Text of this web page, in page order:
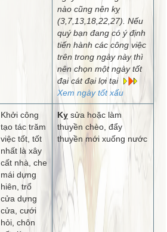
nào cũng nên kỵ
(3,7,13,18,22,27). Nếu
quý bạn đang có ý định
tiến hành các công việc
trên trong ngày này thì
nên chọn một ngày tốt
đại cát đại lợi tại
Xem ngày tốt xấu
Khởi công
tạo tác trăm
việc tốt, tốt
nhất là xây
cất nhà, che
mái dựng
hiên, trổ
cửa dựng
cửa, cưới
hỏi, chôn
Kỵsửa hoặc làm
thuyền chèo, đẩy
thuyền mới xuống nước